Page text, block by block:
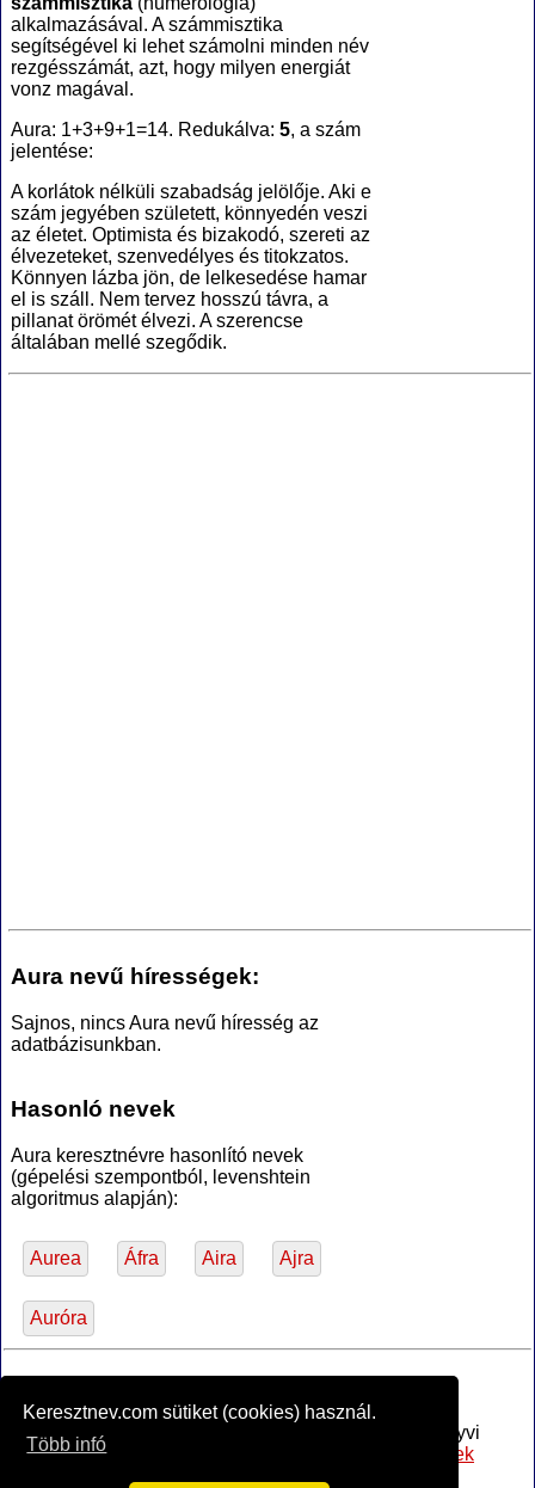
Keresztnev.com sütiket (cookies) használ.
Több infó
alkalmazásával. A számmisztika
segítségével ki lehet számolni minden név
rezgésszámát, azt, hogy milyen energiát
vonz magával.
Aura: 1+3+9+1=14. Redukálva: 5, a szám
jelentése:
A korlátok nélküli szabadság jelölője. Aki e
szám jegyében született, könnyedén veszi
az életet. Optimista és bizakodó, szereti az
élvezeteket, szenvedélyes és titokzatos.
Könnyen lázba jön, de lelkesedése hamar
el is száll. Nem tervez hosszú távra, a
pillanat örömét élvezi. A szerencse
általában mellé szegődik.
Aura nevű hírességek:
Sajnos, nincs Aura nevű híresség az
adatbázisunkban.
Hasonló nevek
Aura keresztnévre hasonlító nevek
(gépelési szempontból, levenshtein
algoritmus alapján):
Aurea Áfra Aira Ajra
Auróra
Az MTA Nyelvtudományi Intézete által anyakönyvi
bejegyzésre alkalmasnak minősített
női utónevek